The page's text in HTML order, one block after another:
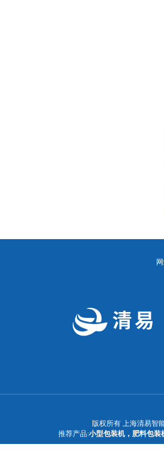
版权所有 上海清易智
推荐产品:小型包装机， 肥料包装